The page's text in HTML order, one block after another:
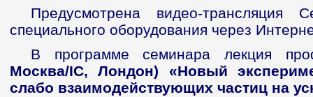
Предусмотрена видео-трансляция
специального оборудования через
В программе семинара лекция
Москва/IC, Лондон) «Новый
слабо взаимодействующих частиц на